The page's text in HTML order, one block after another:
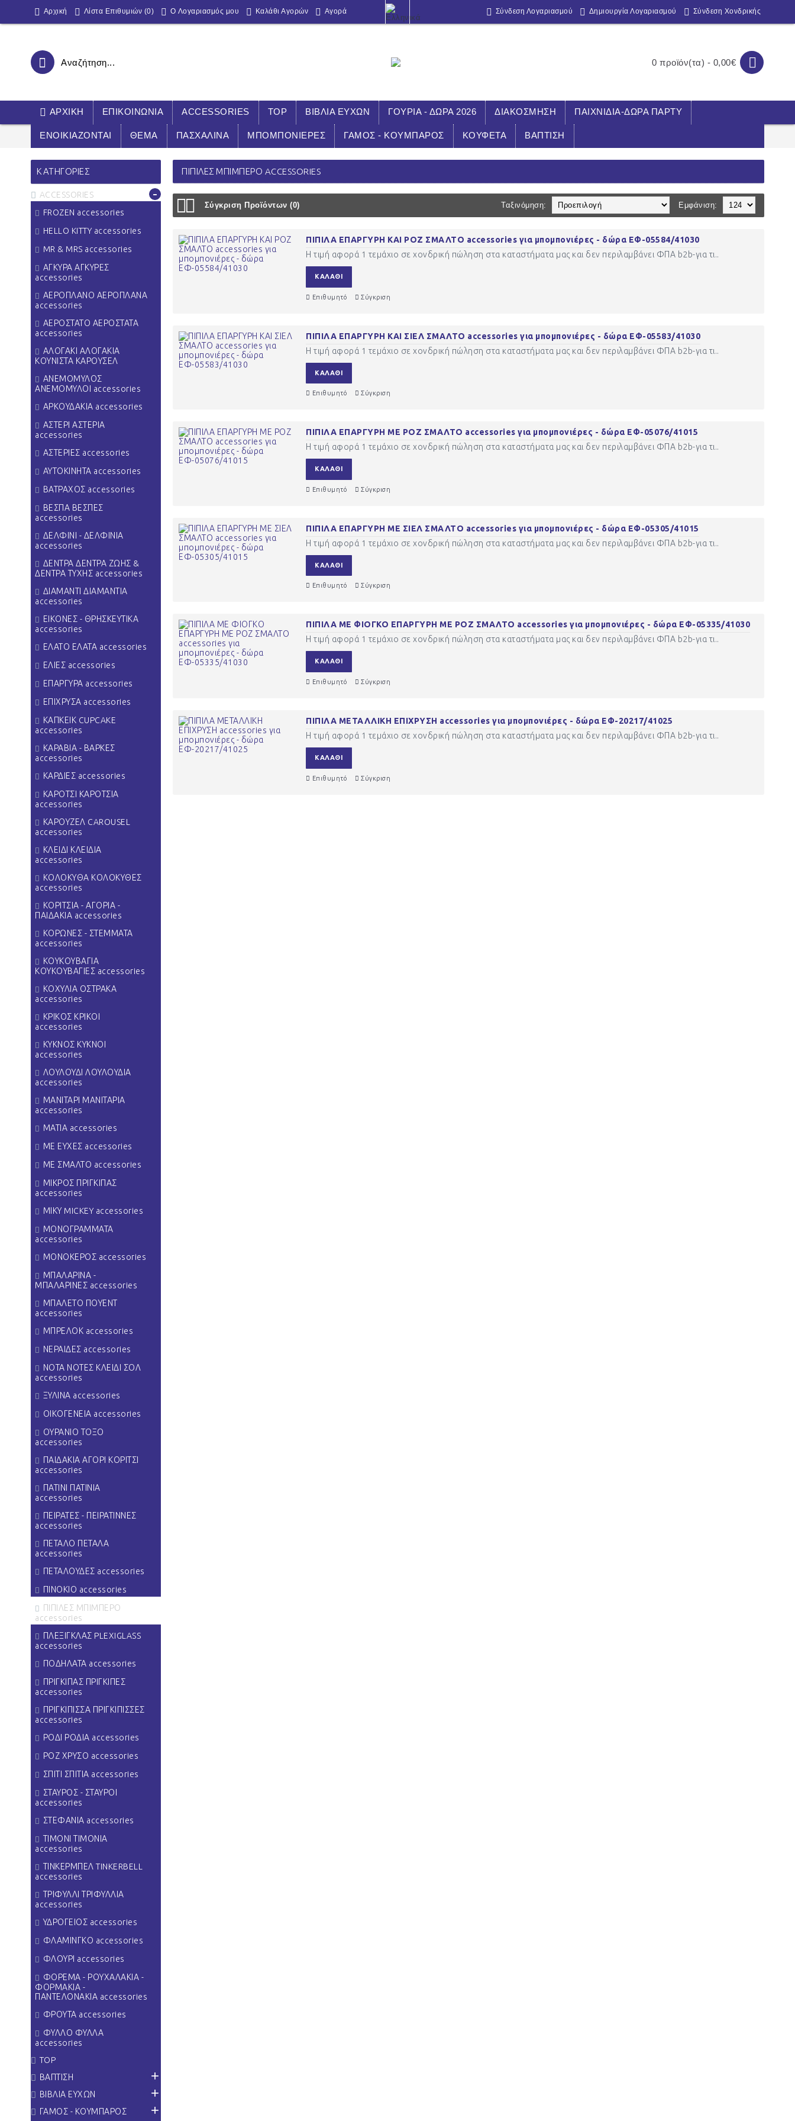
Αρχική Λίστα Επιθυμιών (0) O Λογαριασμός μου Καλάθι Αγορών Αγορά Σύνδεση Λογαριασμού Δημιουργία Λογαριασμού Σύνδεση Χονδρικής
0 προϊόν(τα) - 0,00€
ΑΡΧΙΚΉ ΕΠΙΚΟΙΝΩΝΊΑ ACCESSORIES TOP ΒΙΒΛΙΑ ΕΥΧΩΝ ΓΟΥΡΙΑ - ΔΩΡΑ 2026 ΔΙΑΚΟΣΜΗΣΗ ΠΑΙΧΝΙΔΙΑ-ΔΩΡΑ ΠΑΡΤΥ
ΕΝΟΙΚΙΑΖΟΝΤΑΙ ΘΕΜΑ ΠΑΣΧΑΛΙΝΑ ΜΠΟΜΠΟΝΙΕΡΕΣ ΓΑΜΟΣ - ΚΟΥΜΠΑΡΟΣ ΚΟΥΦΕΤΑ ΒΑΠΤΙΣΗ
Αρχική ACCESSORIES ΠΙΠΙΛΕΣ ΜΠΙΜΠΕΡΟ accessories
ΚΑΤΗΓΟΡΊΕΣ
ACCESSORIES -
FROZEN accessories
HELLO KITTY accessories
MR & MRS accessories
ΑΓΚΥΡΑ ΑΓΚΥΡΕΣ
accessories
ΑΕΡΟΠΛΑΝΟ ΑΕΡΟΠΛΑΝΑ
accessories
ΑΕΡΟΣΤΑΤΟ ΑΕΡΟΣΤΑΤΑ
accessories
ΑΛΟΓΑΚΙ ΑΛΟΓΑΚΙΑ
ΚΟΥΝΙΣΤΑ ΚΑΡΟΥΣΕΛ
ΑΝΕΜΟΜΥΛΟΣ
ΑΝΕΜΟΜΥΛΟΙ accessories
ΑΡΚΟΥΔΑΚΙΑ accessories
ΑΣΤΕΡΙ ΑΣΤΕΡΙΑ
accessories
ΑΣΤΕΡΙΕΣ accessories
ΑΥΤΟΚΙΝΗΤΑ accessories
ΒΑΤΡΑΧΟΣ accessories
ΒΕΣΠΑ ΒΕΣΠΕΣ
accessories
ΔΕΛΦΙΝΙ - ΔΕΛΦΙΝΙΑ
accessories
ΔΕΝΤΡΑ ΔΕΝΤΡΑ ΖΩΗΣ &
ΔΕΝΤΡΑ ΤΥΧΗΣ accessories
ΔΙΑΜΑΝΤΙ ΔΙΑΜΑΝΤΙΑ
accessories
ΕΙΚΟΝΕΣ - ΘΡΗΣΚΕΥΤΙΚΑ
accessories
ΕΛΑΤΟ ΕΛΑΤΑ accessories
ΕΛΙΕΣ accessories
ΕΠΑΡΓΥΡΑ accessories
ΕΠΙΧΡΥΣΑ accessories
ΚΑΠΚΕΙΚ CUPCAKE
accessories
ΚΑΡΑΒΙΑ - ΒΑΡΚΕΣ
accessories
ΚΑΡΔΙΕΣ accessories
ΚΑΡΟΤΣΙ ΚΑΡΟΤΣΙΑ
accessories
ΚΑΡΟΥΖΕΛ CAROUSEL
accessories
ΚΛΕΙΔΙ ΚΛΕΙΔΙΑ
accessories
ΚΟΛΟΚΥΘΑ ΚΟΛΟΚΥΘΕΣ
accessories
ΚΟΡΙΤΣΙΑ - ΑΓΟΡΙΑ -
ΠΑΙΔΑΚΙΑ accessories
ΚΟΡΩΝΕΣ - ΣΤΕΜΜΑΤΑ
accessories
ΚΟΥΚΟΥΒΑΓΙΑ
ΚΟΥΚΟΥΒΑΓΙΕΣ accessories
ΚΟΧΥΛΙΑ ΟΣΤΡΑΚΑ
accessories
ΚΡΙΚΟΣ ΚΡΙΚΟΙ
accessories
ΚΥΚΝΟΣ ΚΥΚΝΟΙ
accessories
ΛΟΥΛΟΥΔΙ ΛΟΥΛΟΥΔΙΑ
accessories
ΜΑΝΙΤΑΡΙ ΜΑΝΙΤΑΡΙΑ
accessories
ΜΑΤΙΑ accessories
ΜΕ ΕΥΧΕΣ accessories
ΜΕ ΣΜΑΛΤΟ accessories
ΜΙΚΡΟΣ ΠΡΙΓΚΙΠΑΣ
accessories
ΜΙΚΥ MICKEY accessories
ΜΟΝΟΓΡΑΜΜΑΤΑ
accessories
ΜΟΝΟΚΕΡΟΣ accessories
ΜΠΑΛΑΡΙΝΑ -
ΜΠΑΛΑΡΙΝΕΣ accessories
ΜΠΑΛΕΤΟ ΠΟΥΕΝΤ
accessories
ΜΠΡΕΛΟΚ accessories
ΝΕΡΑΙΔΕΣ accessories
ΝΟΤΑ ΝΟΤΕΣ ΚΛΕΙΔΙ ΣΟΛ
accessories
ΞΥΛΙΝΑ accessories
ΟΙΚΟΓΕΝΕΙΑ accessories
ΟΥΡΑΝΙΟ ΤΟΞΟ
accessories
ΠΑΙΔΑΚΙΑ ΑΓΟΡΙ ΚΟΡΙΤΣΙ
accessories
ΠΑΤΙΝΙ ΠΑΤΙΝΙΑ
accessories
ΠΕΙΡΑΤΕΣ - ΠΕΙΡΑΤΙΝΝΕΣ
accessories
ΠΕΤΑΛΟ ΠΕΤΑΛΑ
accessories
ΠΕΤΑΛΟΥΔΕΣ accessories
ΠΙΝΟΚΙΟ accessories
ΠΙΠΙΛΕΣ ΜΠΙΜΠΕΡΟ
accessories
ΠΛΕΞΙΓΚΛΑΣ PLEXIGLASS
accessories
ΠΟΔΗΛΑΤΑ accessories
ΠΡΙΓΚΙΠΑΣ ΠΡΙΓΚΙΠΕΣ
accessories
ΠΡΙΓΚΙΠΙΣΣΑ ΠΡΙΓΚΙΠΙΣΣΕΣ
accessories
ΡΟΔΙ ΡΟΔΙΑ accessories
ΡΟΖ ΧΡΥΣΟ accessories
ΣΠΙΤΙ ΣΠΙΤΙΑ accessories
ΣΤΑΥΡΟΣ - ΣΤΑΥΡΟΙ
accessories
ΣΤΕΦΑΝΙΑ accessories
ΤΙΜΟΝΙ ΤΙΜΟΝΙΑ
accessories
ΤΙΝΚΕΡΜΠΕΛ TINKERBELL
accessories
ΤΡΙΦΥΛΛΙ ΤΡΙΦΥΛΛΙΑ
accessories
ΥΔΡΟΓΕΙΟΣ accessories
ΦΛΑΜΙΝΓΚΟ accessories
ΦΛΟΥΡΙ accessories
ΦΟΡΕΜΑ - ΡΟΥΧΑΛΑΚΙΑ -
ΦΟΡΜΑΚΙΑ -
ΠΑΝΤΕΛΟΝΑΚΙΑ accessories
ΦΡΟΥΤΑ accessories
ΦΥΛΛΟ ΦΥΛΛΑ
accessories
TOP
ΒΑΠΤΙΣΗ
+
ΒΙΒΛΙΑ ΕΥΧΩΝ +
ΓΑΜΟΣ - ΚΟΥΜΠΑΡΟΣ
+
ΠΙΠΙΛΕΣ ΜΠΙΜΠΕΡΟ ACCESSORIES
Σύγκριση Προϊόντων (0) Εμφάνιση:
Ταξινόμηση:
ΠΙΠΙΛΑ ΕΠΑΡΓΥΡΗ ΚΑΙ ΡΟΖ ΣΜΑΛΤΟ accessories για μπομπονιέρες - δώρα ΕΦ-05584/41030
Η τιμή αφορά 1 τεμάχιο σε χονδρική πώληση στα καταστήματα μας και δεν περιλαμβάνει ΦΠΑ b2b-για τι..
ΚΑΛΆΘΙ
Επιθυμητό Σύγκριση
ΠΙΠΙΛΑ ΕΠΑΡΓΥΡΗ ΚΑΙ ΣΙΕΛ ΣΜΑΛΤΟ accessories για μπομπονιέρες - δώρα ΕΦ-05583/41030
Η τιμή αφορά 1 τεμάχιο σε χονδρική πώληση στα καταστήματα μας και δεν περιλαμβάνει ΦΠΑ b2b-για τι..
ΚΑΛΆΘΙ
Επιθυμητό Σύγκριση
ΠΙΠΙΛΑ ΕΠΑΡΓΥΡΗ ΜΕ ΡΟΖ ΣΜΑΛΤΟ accessories για μπομπονιέρες - δώρα ΕΦ-05076/41015
Η τιμή αφορά 1 τεμάχιο σε χονδρική πώληση στα καταστήματα μας και δεν περιλαμβάνει ΦΠΑ b2b-για τι..
ΚΑΛΆΘΙ
Επιθυμητό Σύγκριση
ΠΙΠΙΛΑ ΕΠΑΡΓΥΡΗ ΜΕ ΣΙΕΛ ΣΜΑΛΤΟ accessories για μπομπονιέρες - δώρα ΕΦ-05305/41015
Η τιμή αφορά 1 τεμάχιο σε χονδρική πώληση στα καταστήματα μας και δεν περιλαμβάνει ΦΠΑ b2b-για τι..
ΚΑΛΆΘΙ
Επιθυμητό Σύγκριση
ΠΙΠΙΛΑ ΜΕ ΦΙΟΓΚΟ ΕΠΑΡΓΥΡΗ ΜΕ ΡΟΖ ΣΜΑΛΤΟ accessories για μπομπονιέρες - δώρα ΕΦ-05335/41030
Η τιμή αφορά 1 τεμάχιο σε χονδρική πώληση στα καταστήματα μας και δεν περιλαμβάνει ΦΠΑ b2b-για τι..
ΚΑΛΆΘΙ
Επιθυμητό Σύγκριση
ΠΙΠΙΛΑ ΜΕΤΑΛΛΙΚΗ ΕΠΙΧΡΥΣΗ accessories για μπομπονιέρες - δώρα ΕΦ-20217/41025
Η τιμή αφορά 1 τεμάχιο σε χονδρική πώληση στα καταστήματα μας και δεν περιλαμβάνει ΦΠΑ b2b-για τι..
ΚΑΛΆΘΙ
Επιθυμητό Σύγκριση